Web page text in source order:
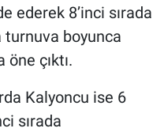
ederek 8’inci sırada
turnuva boyunca
çıktı.
Kalyoncu ise 6
sırada